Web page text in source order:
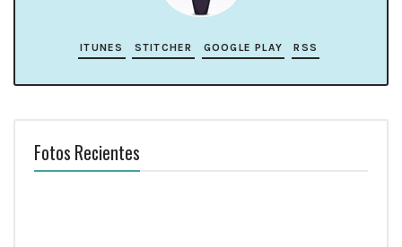
ITUNES STITCHER GOOGLE PLAY RSS
Fotos Recientes